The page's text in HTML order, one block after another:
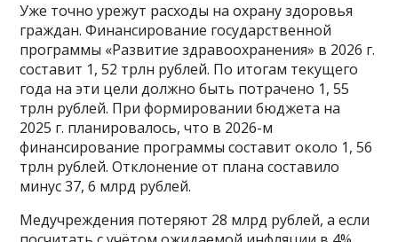
Уже точно урежут расходы на охрану здоровья
граждан. Финансирование государственной
программы «Развитие здравоохранения» в 2026 г.
составит 1, 52 трлн рублей. По итогам текущего
года на эти цели должно быть потрачено 1, 55
трлн рублей. При формировании бюджета на
2025 г. планировалось, что в 2026-м
финансирование программы составит около 1, 56
трлн рублей. Отклонение от плана составило
минус 37, 6 млрд рублей.
Медучреждения потеряют 28 млрд рублей, а если